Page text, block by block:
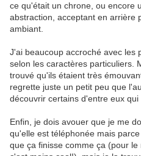
ce qu'était un chrone, ou encore
abstraction, acceptant en arrière
ambiant.
J'ai beaucoup accroché avec les
selon les caractères particuliers.
trouvé qu'ils étaient très
regrette juste un petit peu que
découvrir certains d'entre eux qui
Enfin, je dois avouer que je me
qu'elle est téléphonée mais
que ça finisse comme ça (pour